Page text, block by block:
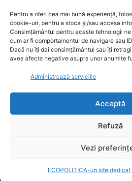
Pentru a oferi cea mai bună experiență,
cookie-uri, pentru a stoca și/sau accesa
Consimțământul pentru aceste tehnologii
cum ar fi comportamentul de navigare sau
Dacă nu îți dai consimțământul sau îți
avea afecte negative asupra unor anumite
Administrează serviciile
Acceptă
Refuză
Vezi
ECOPOLITICA-un site
Tehnologie
Financiar
ABUZURI
Social
Educatie
Cultura